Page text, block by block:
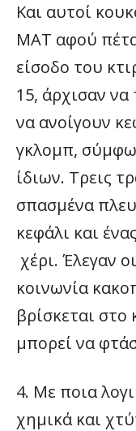
Και αυτοί
ΜΑΤ αφού
είσοδο του
15, άρχισαν να
να ανοίγουν
γκλομπ,
ίδιων. Τρεις
σπασμένα
κεφάλι και
χέρι. Έλεγαν
κοινωνία
βρίσκεται
μπορεί να
4. Με ποια
χημικά και